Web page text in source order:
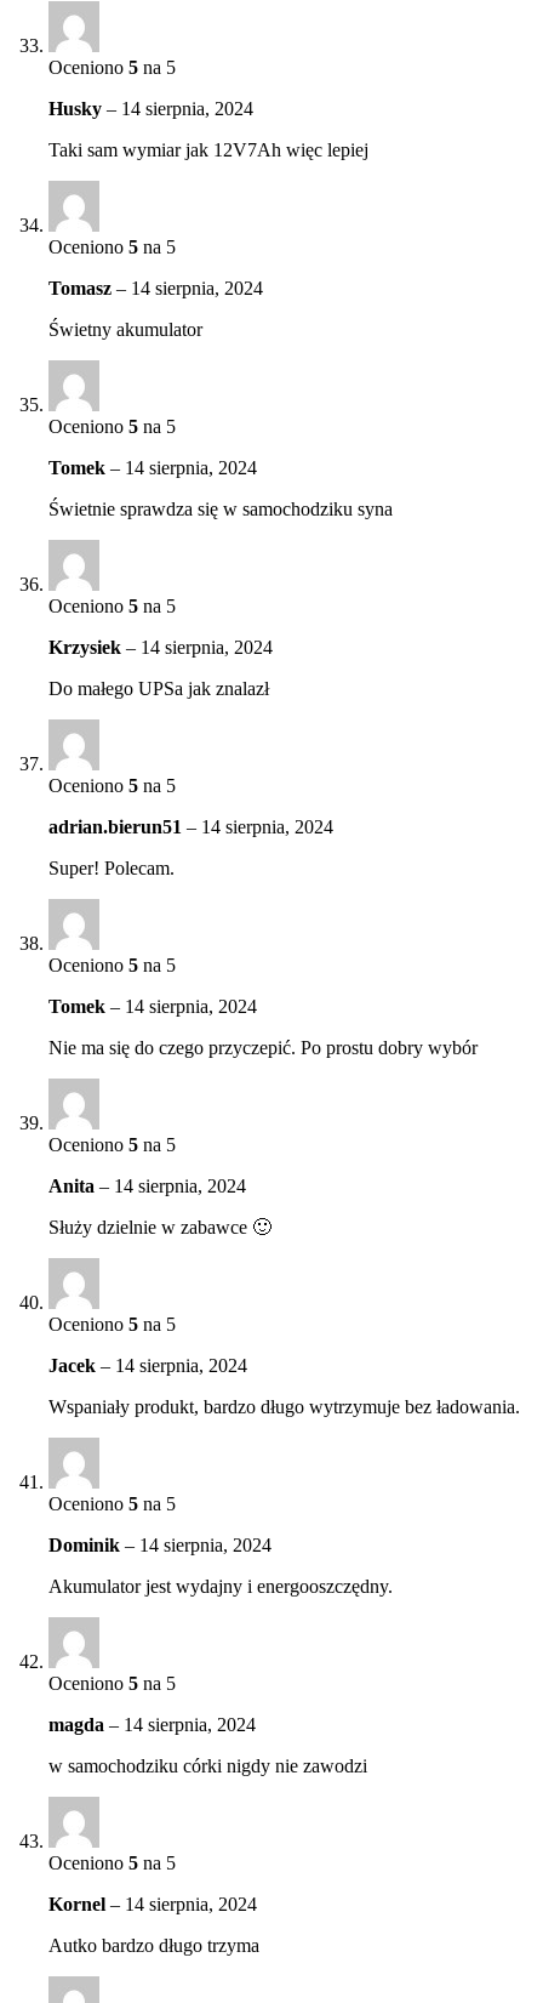
Oceniono 5 na 5
Husky – 14 sierpnia, 2024
Taki sam wymiar jak 12V7Ah więc lepiej
Oceniono 5 na 5
Tomasz – 14 sierpnia, 2024
Świetny akumulator
Oceniono 5 na 5
Tomek – 14 sierpnia, 2024
Świetnie sprawdza się w samochodziku syna
Oceniono 5 na 5
Krzysiek – 14 sierpnia, 2024
Do małego UPSa jak znalazł
Oceniono 5 na 5
adrian.bierun51 – 14 sierpnia, 2024
Super! Polecam.
Oceniono 5 na 5
Tomek – 14 sierpnia, 2024
Nie ma się do czego przyczepić. Po prostu dobry wybór
Oceniono 5 na 5
Anita – 14 sierpnia, 2024
Służy dzielnie w zabawce 🙂
Oceniono 5 na 5
Jacek – 14 sierpnia, 2024
Wspaniały produkt, bardzo długo wytrzymuje bez ładowania.
Oceniono 5 na 5
Dominik – 14 sierpnia, 2024
Akumulator jest wydajny i energooszczędny.
Oceniono 5 na 5
magda – 14 sierpnia, 2024
w samochodziku córki nigdy nie zawodzi
Oceniono 5 na 5
Kornel – 14 sierpnia, 2024
Autko bardzo długo trzyma